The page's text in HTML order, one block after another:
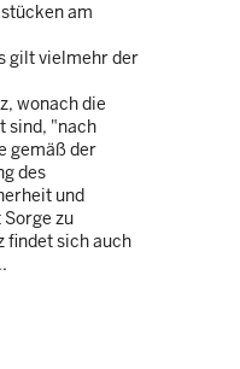
am
gilt vielmehr der
wonach die
sind, "nach
gemäß der
des
und
zu
findet sich auch